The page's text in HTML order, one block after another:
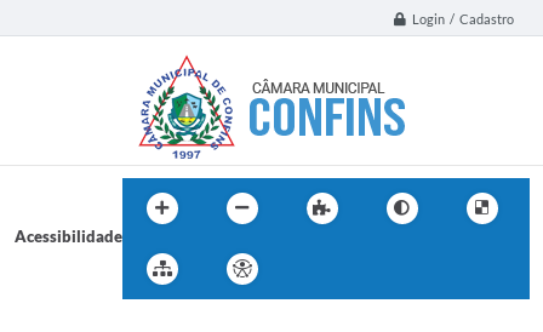
Login / Cadastro
Acessibilidade